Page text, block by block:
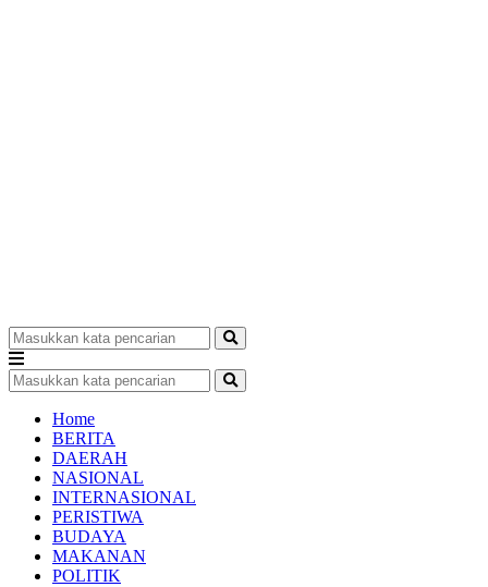
Home
BERITA
DAERAH
NASIONAL
INTERNASIONAL
PERISTIWA
BUDAYA
MAKANAN
POLITIK